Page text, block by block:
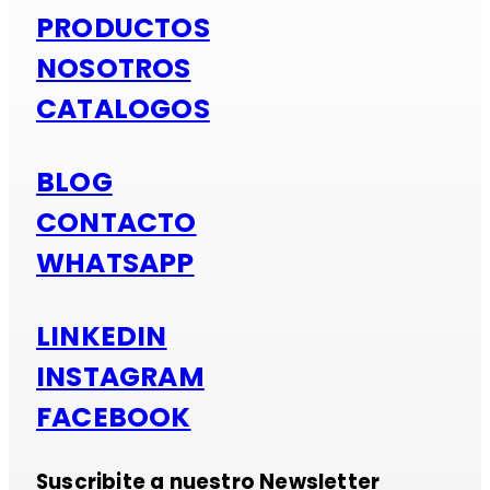
PRODUCTOS
NOSOTROS
CATALOGOS
BLOG
CONTACTO
WHATSAPP
LINKEDIN
INSTAGRAM
FACEBOOK
Suscribite a nuestro Newsletter